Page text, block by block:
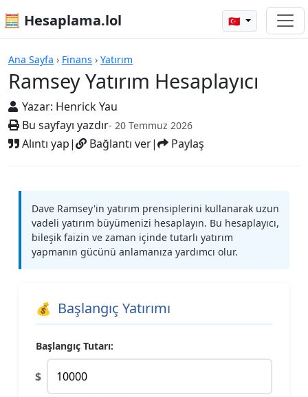
🧮 Hesaplama.lol 🇹🇷
Ana Sayfa › Finans › Yatırım
Ramsey Yatırım Hesaplayıcı
Yazar: Henrick Yau
Bu sayfayı yazdır- 20 Temmuz 2026
Alıntı yap| Bağlantı ver| Paylaş
Hesap Makineleri
Dave Ramsey'in yatırım prensiplerini kullanarak uzun
vadeli yatırım büyümenizi hesaplayın. Bu hesaplayıcı,
bileşik faizin ve zaman içinde tutarlı yatırım
yapmanın gücünü anlamanıza yardımcı olur.
Başlangıç Yatırımı
Başlangıç Tutarı:
$